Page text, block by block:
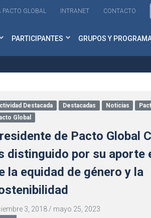
PACTO GLOBAL INTRANET CONTACTO
PARTICIPANTES GRUPOS Y
Destacada Destacadas Noticias
Global
de Pacto Global
distinguido por su aporte
la equidad de género y la
3, 2018 / mayo 25, 2023